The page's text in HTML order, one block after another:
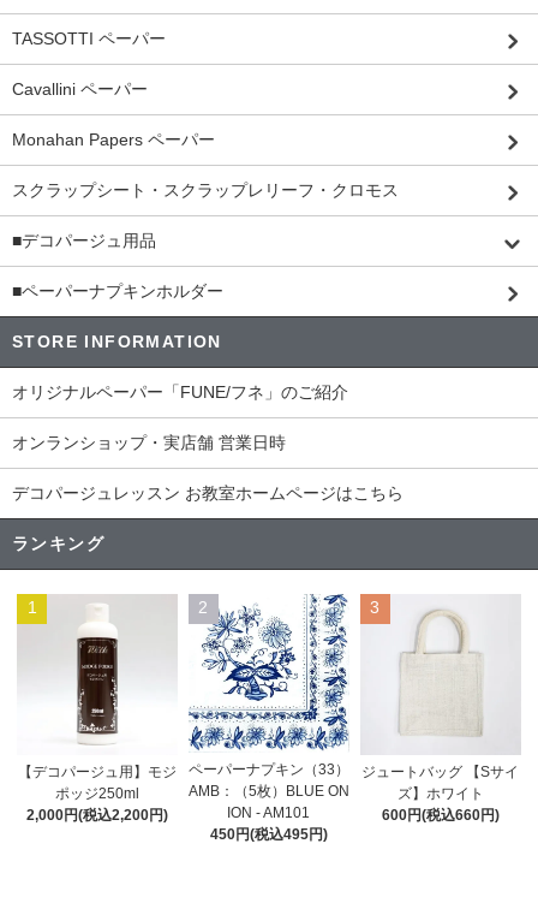
TASSOTTI ペーパー
Cavallini ペーパー
Monahan Papers ペーパー
スクラップシート・スクラップレリーフ・クロモス
■デコパージュ用品
■ペーパーナプキンホルダー
STORE INFORMATION
オリジナルペーパー「FUNE/フネ」のご紹介
オンランショップ・実店舗 営業日時
デコパージュレッスン お教室ホームページはこちら
ランキング
1
【デコパージュ用】モジ
ポッジ250ml
2,000円(税込2,200円)
2
ペーパーナプキン（33）
AMB：（5枚）BLUE ON
ION - AM101
450円(税込495円)
3
ジュートバッグ 【Sサイ
ズ】ホワイト
600円(税込660円)